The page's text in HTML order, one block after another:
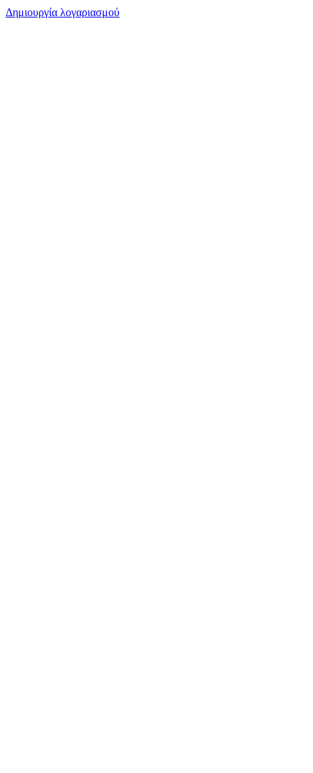
Δημιουργία λογαριασμού